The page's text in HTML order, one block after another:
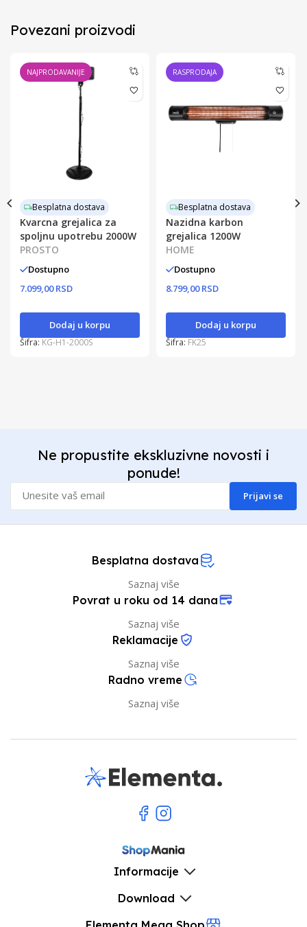
Povezani proizvodi
NAJPRODAVANIJE
Besplatna dostava
Kvarcna grejalica za
spoljnu upotrebu 2000W
PROSTO
Dostupno
7.099,00 RSD
Dodaj u korpu
Šifra: KG-H1-2000S
RASPRODAJA
Besplatna dostava
Nazidna karbon
grejalica 1200W
HOME
Dostupno
8.799,00 RSD
Dodaj u korpu
Šifra: FK25
Ne propustite ekskluzivne novosti i
ponude!
Prijavi se
Besplatna dostava
Saznaj više
Povrat u roku od 14 dana
Saznaj više
Reklamacije
Saznaj više
Radno vreme
Saznaj više
Informacije
Download